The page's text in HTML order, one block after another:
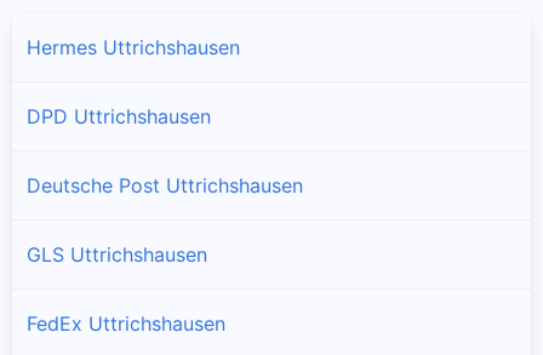
Hermes Uttrichshausen
DPD Uttrichshausen
Deutsche Post Uttrichshausen
GLS Uttrichshausen
FedEx Uttrichshausen